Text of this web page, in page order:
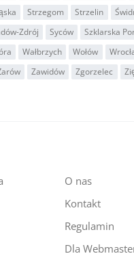
Strzegom Strzelin
Zdrój Syców
Szklarska
Wałbrzych Wołów
Zawidów Zgorzelec
O nas
Kontakt
Regulamin
Dla